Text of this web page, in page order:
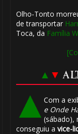
Olho-Tonto
de transportar
Toca, da Família
▲ ▼
Com a
e Onde
(sábado),
conseguiu a vice-